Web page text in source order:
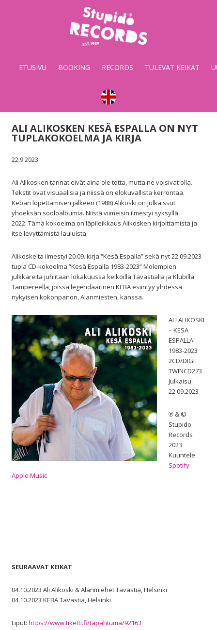
Stupido
Records
&
ETUSIVU BOOKING RECORDS TULEVAT KEIKAT
ALI ALIKOSKEN KESÄ ESPALLA ON NYT
TUPLAKOKOELMA JA KIRJA
22.9.2023
Ali Alikosken tarinat eivät aina ole totta, mutta ne voisivat olla.
Tekstit ovat visuaalisia ja niissä on elokuvallista kerrontaa.
Keban lopettamisen jälkeen (1988) Alikoski on julkaissut
yhdeksän sooloalbumia. Niistä viimeisin ilmestyi syksyllä
2022. Tämä kokoelma on läpileikkaus Alikosken kirjoittamista ja
itse levyttämistä lauluista.
Alikoskelta ilmestyi 20.09. kirja “Kesä Espalla” sekä nyt 22.09.2023
tupla CD-kokoelma “Kesä Espalla 1983-2023” Molempien
julkkareita juhlitaan lokakuussa keikoilla Tavastialla ja Klubilla
Tampereella, joissa legendaarinen KEBA esiintyy yhdessä
nykyisen kokonpanon, Alanmiesten, kanssa.
ALI ALIKOSKI
– KESÄ
ESPALLA
1983-2023
2CD/DIGI
TWINCD273
Julkaisu:
22.09.2023
℗ & ©
Stupido
Records
2023
Kuuntele
Spotify
Apple Music
SEURAAVAT KEIKAT
04.10.2023 Ali Alikoski & Alanmiehet Tavastia, Helsinki
04.10.2023 KEBA Tavastia, Helsinki
Liput: https://www.tiketti.fi/tapahtuma/92163